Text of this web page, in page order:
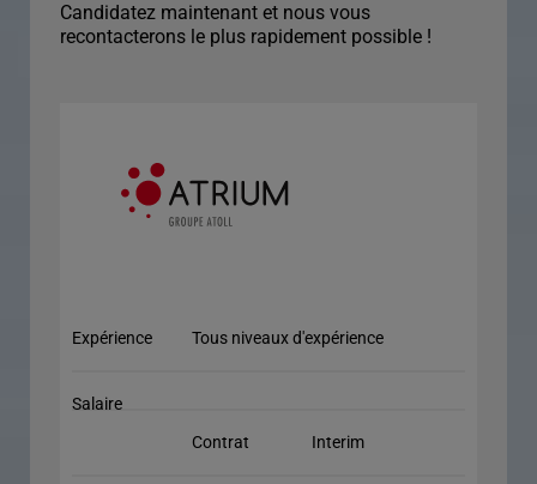
Candidatez maintenant et nous vous
recontacterons le plus rapidement possible !
Expérience Tous niveaux d'expérience
Salaire
Contrat
Interim